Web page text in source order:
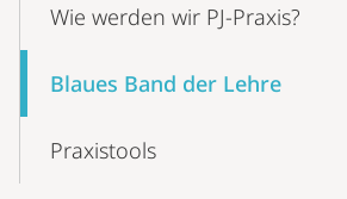
Wie werden wir PJ-Praxis?
Blaues Band der Lehre
Praxistools